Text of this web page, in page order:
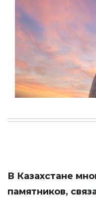
В Казахстане
памятников,